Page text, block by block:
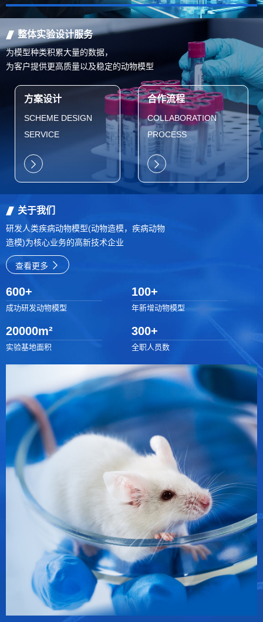
整体实验设计服务
为模型种类积累大量的数据，
为客户提供更高质量以及稳定的动物模型
方案设计
SCHEME DESIGN
SERVICE
合作流程
COLLABORATION
PROCESS
关于我们
研发人类疾病动物模型(动物造模，疾病动物
造模)为核心业务的高新技术企业
查看更多
600+
成功研发动物模型
100+
年新增动物模型
20000m²
实验基地面积
300+
全职人员数